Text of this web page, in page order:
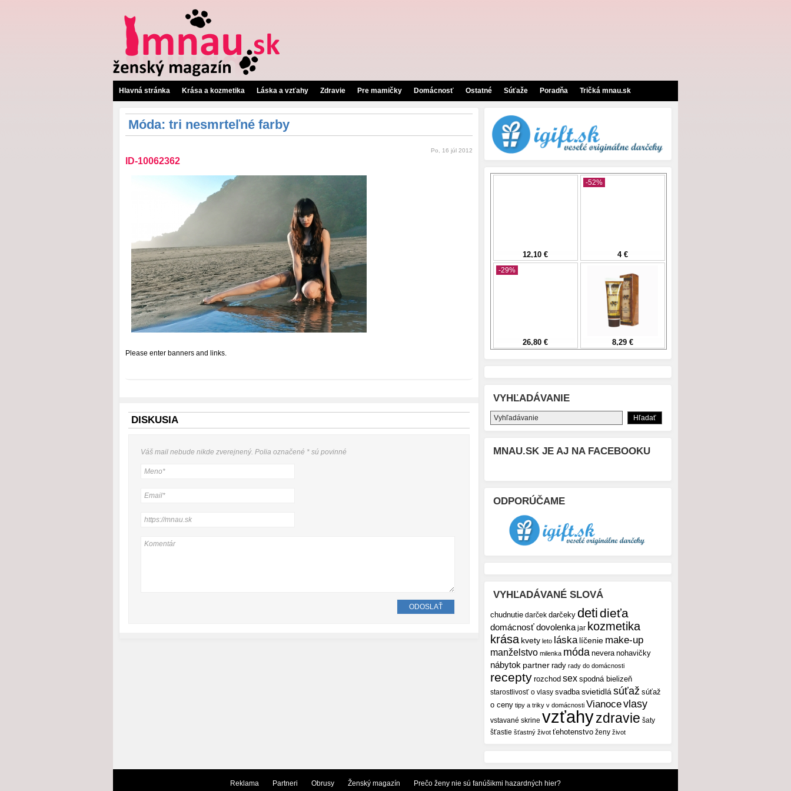
Hlavná stránka Krása a kozmetika Láska a vzťahy Zdravie Pre mamičky Domácnosť Ostatné Súťaže Poradňa Tričká mnau.sk
Móda: tri nesmrteľné farby
Po, 16 júl 2012
ID-10062362
Please enter banners and links.
DISKUSIA
Váš mail nebude nikde zverejnený. Polia označené * sú povinné
VYHĽADÁVANIE
MNAU.SK JE AJ NA FACEBOOKU
ODPORÚČAME
VYHĽADÁVANÉ SLOVÁ
chudnutie darček darčeky detidieťa
domácnosťdovolenka jar kozmetika
krása kvety leto láska líčenie make-up
manželstvo milenka móda nevera nohavičky
nábytok partner rady rady do domácnosti
recepty rozchod sex spodná bielizeň
starostlivosť o vlasy svadba svietidlá súťaž súťaž
o ceny tipy a triky v domácnosti Vianocevlasy
vstavané skrine vzťahyzdravie šaty
šťastie šťastný život ťehotenstvo ženy život
Reklama Partneri Obrusy Ženský magazín Prečo ženy nie sú fanúšikmi hazardných hier?